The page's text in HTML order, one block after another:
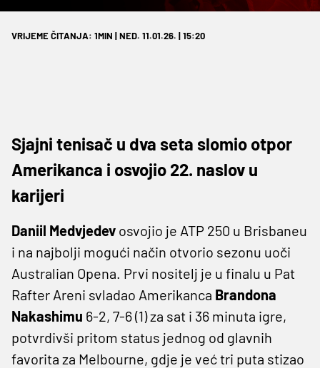
VRIJEME ČITANJA: 1MIN | NED. 11.01.26. | 15:20
Sjajni tenisač u dva seta slomio otpor
Amerikanca i osvojio 22. naslov u
karijeri
Daniil Medvjedev osvojio je ATP 250 u Brisbaneu
i na najbolji mogući način otvorio sezonu uoči
Australian Opena. Prvi nositelj je u finalu u Pat
Rafter Areni svladao Amerikanca Brandona
Nakashimu 6-2, 7-6 (1) za sat i 36 minuta igre,
potvrdivši pritom status jednog od glavnih
favorita za Melbourne, gdje je već tri puta stizao